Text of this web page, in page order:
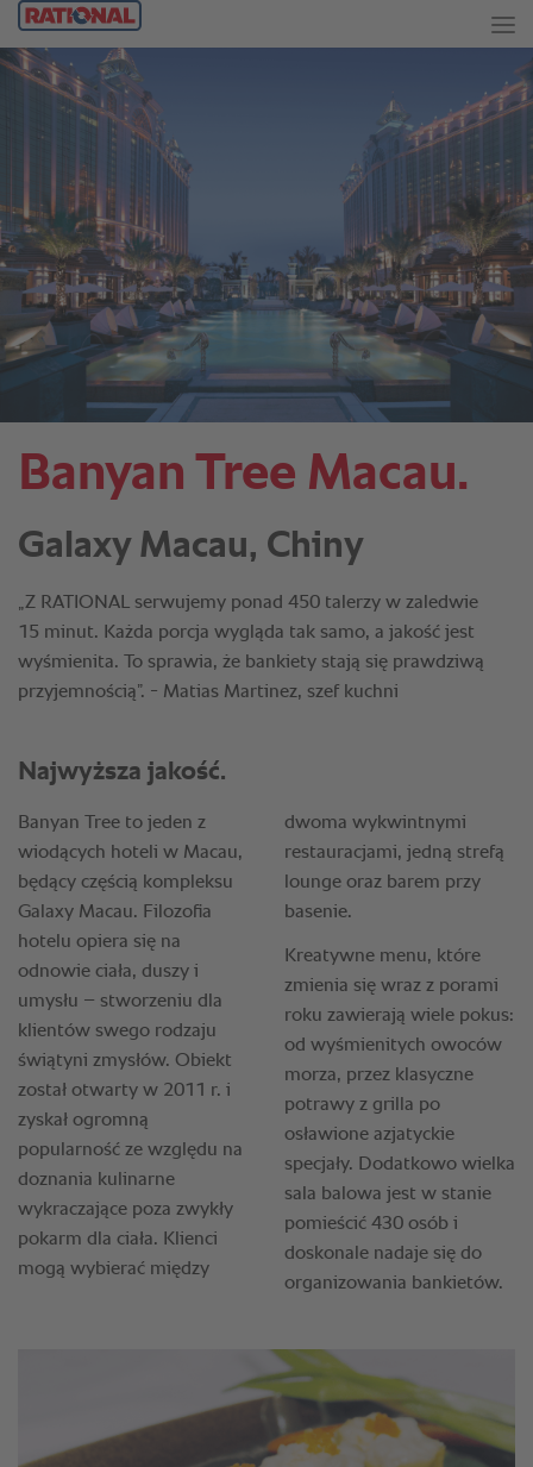
Banyan Tree Macau.
Galaxy Macau, Chiny
„Z RATIONAL serwujemy ponad 450 talerzy w zaledwie
15 minut. Każda porcja wygląda tak samo, a jakość jest
wyśmienita. To sprawia, że bankiety stają się prawdziwą
przyjemnością”. - Matias Martinez, szef kuchni